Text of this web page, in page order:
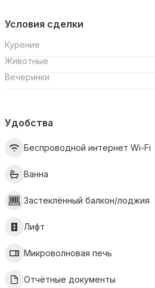
Условия сделки
Курение
Животные
Вечеринки
Удобства
Беспроводной интернет Wi-Fi
Ванна
Застеклённый балкон/лоджия
Лифт
Микроволновая печь
Отчётные документы